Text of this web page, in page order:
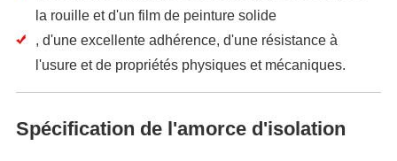
la rouille et d'un film de peinture solide
, d'une excellente adhérence, d'une résistance à
l'usure et de propriétés physiques et mécaniques.
Spécification de l'amorce d'isolation